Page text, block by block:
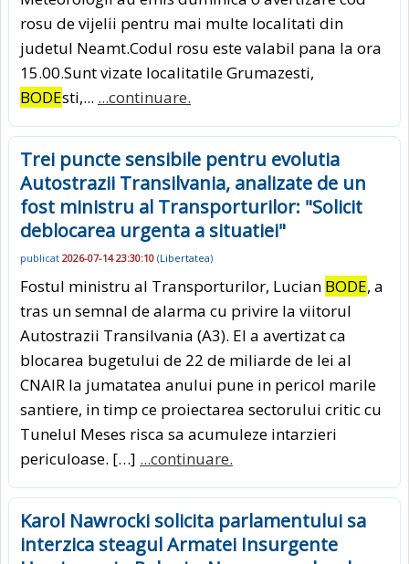
rosu de vijelii pentru mai multe localitati din
judetul Neamt.Codul rosu este valabil pana la ora
15.00.Sunt vizate localitatile Grumazesti,
BODEsti,... ...continuare.
Trei puncte sensibile pentru evolutia
Autostrazii Transilvania, analizate de un
fost ministru al Transporturilor: "Solicit
deblocarea urgenta a situatiei"
publicat 2026-07-14 23:30:10 (Libertatea)
Fostul ministru al Transporturilor, Lucian BODE, a
tras un semnal de alarma cu privire la viitorul
Autostrazii Transilvania (A3). El a avertizat ca
blocarea bugetului de 22 de miliarde de lei al
CNAIR la jumatatea anului pune in pericol marile
santiere, in timp ce proiectarea sectorului critic cu
Tunelul Meses risca sa acumuleze intarzieri
periculoase. […] ...continuare.
Karol Nawrocki solicita parlamentului sa
interzica steagul Armatei Insurgente